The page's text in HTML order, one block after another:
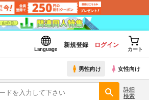
Language
新規登録 ログイン
カート
男性向け 女性向け
詳細
検索